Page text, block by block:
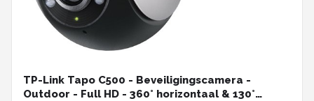
TP-Link Tapo C500 - Beveiligingscamera -
Outdoor - Full HD - 360° horizontaal & 130°